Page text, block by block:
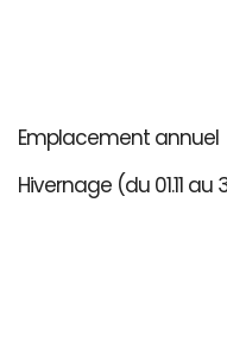
Emplacement annuel
Hivernage (du 01.11